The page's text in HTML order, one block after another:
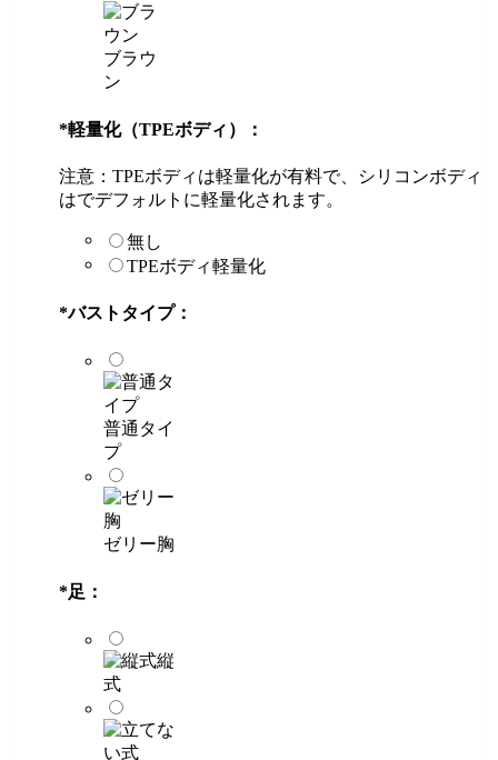
ブラウ
ン
*軽量化（TPEボディ）：
注意：TPEボディは軽量化が有料で、シリコンボディ
はでデフォルトに軽量化されます。
無し
TPEボディ軽量化
*バストタイプ：
普通タイ
プ
ゼリー胸
*足：
縦
式